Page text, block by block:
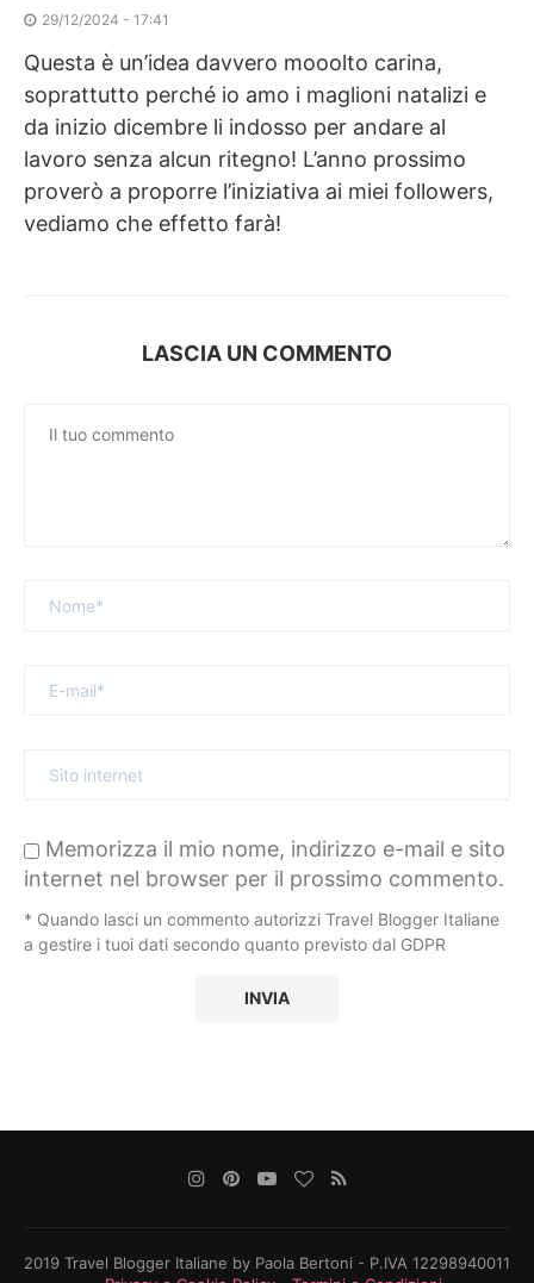
29/12/2024 - 17:41
Questa è un’idea davvero mooolto carina,
soprattutto perché io amo i maglioni natalizi e
da inizio dicembre li indosso per andare al
lavoro senza alcun ritegno! L’anno prossimo
proverò a proporre l’iniziativa ai miei followers,
vediamo che effetto farà!
LASCIA UN COMMENTO
Memorizza il mio nome, indirizzo e-mail e sito
internet nel browser per il prossimo commento.
* Quando lasci un commento autorizzi Travel Blogger Italiane
a gestire i tuoi dati secondo quanto previsto dal GDPR
2019 Travel Blogger Italiane by Paola Bertoni - P.IVA 12298940011